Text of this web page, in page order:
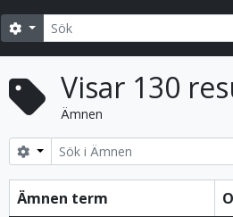
SökSearch options
Visar 130
Ämnen
Search options
Ämnen term